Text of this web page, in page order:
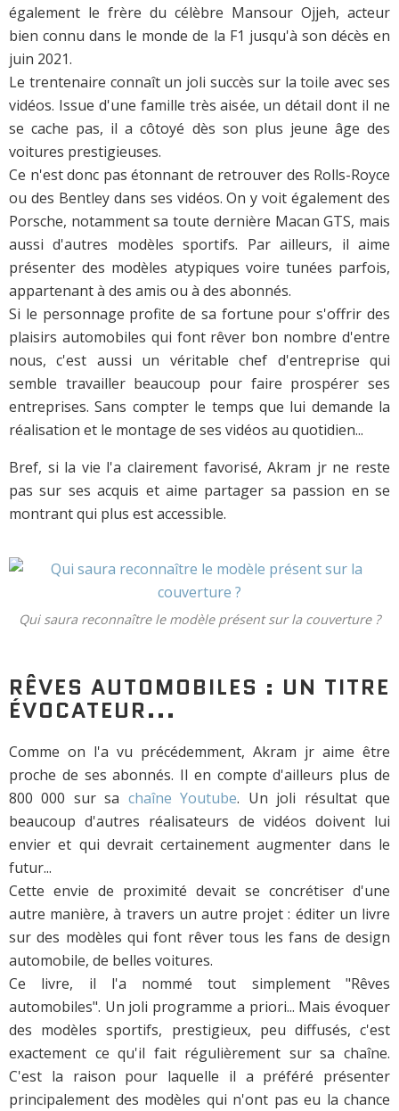
également le frère du célèbre Mansour Ojjeh, acteur
bien connu dans le monde de la F1 jusqu'à son décès en
juin 2021.
Le trentenaire connaît un joli succès sur la toile avec ses
vidéos. Issue d'une famille très aisée, un détail dont il ne
se cache pas, il a côtoyé dès son plus jeune âge des
voitures prestigieuses.
Ce n'est donc pas étonnant de retrouver des Rolls-Royce
ou des Bentley dans ses vidéos. On y voit également des
Porsche, notamment sa toute dernière Macan GTS, mais
aussi d'autres modèles sportifs. Par ailleurs, il aime
présenter des modèles atypiques voire tunées parfois,
appartenant à des amis ou à des abonnés.
Si le personnage profite de sa fortune pour s'offrir des
plaisirs automobiles qui font rêver bon nombre d'entre
nous, c'est aussi un véritable chef d'entreprise qui
semble travailler beaucoup pour faire prospérer ses
entreprises. Sans compter le temps que lui demande la
réalisation et le montage de ses vidéos au quotidien...
Bref, si la vie l'a clairement favorisé, Akram jr ne reste
pas sur ses acquis et aime partager sa passion en se
montrant qui plus est accessible.
Qui saura reconnaître le modèle présent sur la couverture ?
RÊVES AUTOMOBILES : UN TITRE
ÉVOCATEUR...
Comme on l'a vu précédemment, Akram jr aime être
proche de ses abonnés. Il en compte d'ailleurs plus de
800 000 sur sa chaîne Youtube. Un joli résultat que
beaucoup d'autres réalisateurs de vidéos doivent lui
envier et qui devrait certainement augmenter dans le
futur...
Cette envie de proximité devait se concrétiser d'une
autre manière, à travers un autre projet : éditer un livre
sur des modèles qui font rêver tous les fans de design
automobile, de belles voitures.
Ce livre, il l'a nommé tout simplement "Rêves
automobiles". Un joli programme a priori... Mais évoquer
des modèles sportifs, prestigieux, peu diffusés, c'est
exactement ce qu'il fait régulièrement sur sa chaîne.
C'est la raison pour laquelle il a préféré présenter
principalement des modèles qui n'ont pas eu la chance